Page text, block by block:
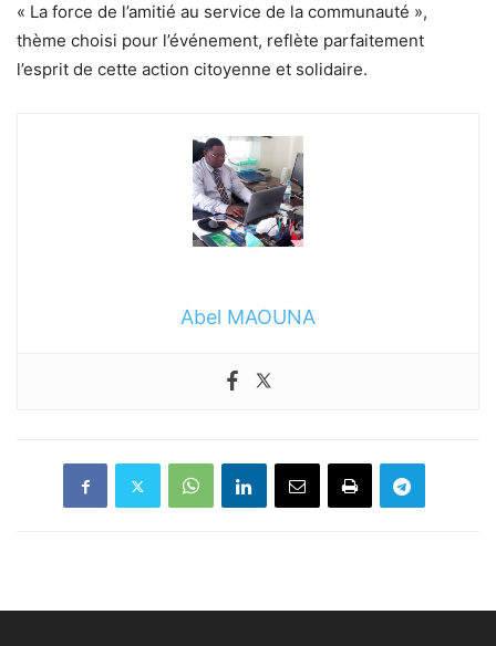
« La force de l’amitié au service de la communauté »,
thème choisi pour l’événement, reflète parfaitement
l’esprit de cette action citoyenne et solidaire.
Abel MAOUNA